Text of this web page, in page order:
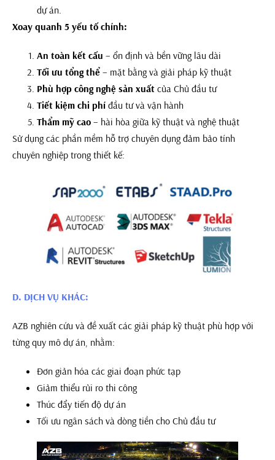
dự án.
Xoay quanh 5 yếu tố chính:
An toàn kết cấu – ổn định và bền vững lâu dài
Tối ưu tổng thể – mặt bằng và giải pháp kỹ thuật
Phù hợp công nghệ sản xuất của Chủ đầu tư
Tiết kiệm chi phí đầu tư và vận hành
Thẩm mỹ cao – hài hòa giữa kỹ thuật và nghệ thuật
Sử dụng các phần mềm hỗ trợ chuyên dụng đảm bảo tính
chuyên nghiệp trong thiết kế:
D. DỊCH VỤ KHÁC:
AZB nghiên cứu và đề xuất các giải pháp kỹ thuật phù hợp với
từng quy mô dự án, nhằm:
Đơn giản hóa các giai đoạn phức tạp
Giảm thiểu rủi ro thi công
Thúc đẩy tiến độ dự án
Tối ưu ngân sách và dòng tiền cho Chủ đầu tư